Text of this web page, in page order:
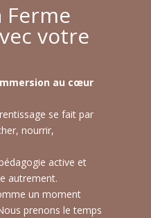
Ferme
votre
au cœur
se fait par
nourrir,
active et
autrement.
un moment
prenons le temps